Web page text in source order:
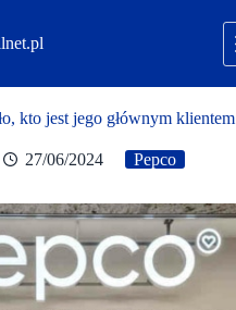
kto jest jego głównym klientem
27/06/2024 Pepco